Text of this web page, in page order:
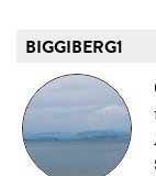
BIGGIBERG1